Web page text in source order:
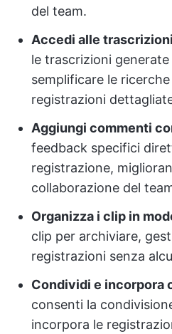
del team.
Accedi alle
le trascrizioni
semplificare le
registrazioni
Aggiungi commenti
feedback specifici
registrazione,
collaborazione del
Organizza i clip in
clip per archiviare,
registrazioni senza
Condividi e incorpora
consenti la
incorpora le